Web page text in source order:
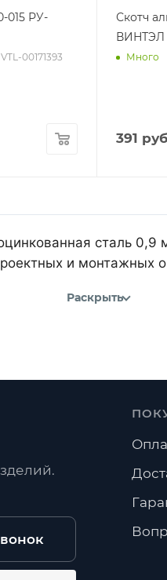
015 РУ-
00171393
Скотч
ВИНТЭЛ
Много
391
сталь
и монтажных
Раскрыть